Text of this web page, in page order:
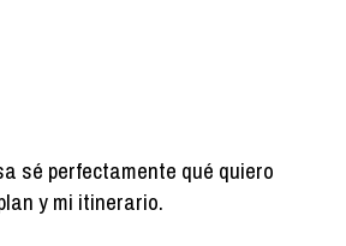
sé perfectamente qué quiero
y mi itinerario.